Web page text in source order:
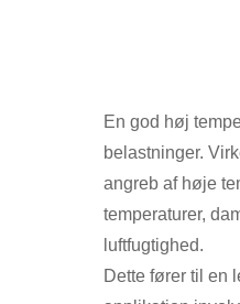
En god høj
belastninger.
angreb af høje
temperaturer,
luftfugtighed.
Dette fører til en